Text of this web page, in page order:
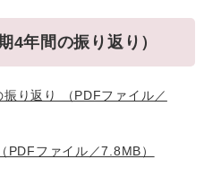
4年間の振り返り）
振り返り （PDFファイル／
PDFファイル／7.8MB）